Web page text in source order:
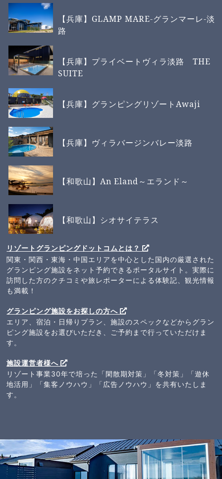
【兵庫】GLAMP MARE-グランマーレ-淡
路
【兵庫】プライベートヴィラ淡路 THE
SUITE
【兵庫】グランピングリゾートAwaji
【兵庫】ヴィラバージンバレー淡路
【和歌山】An Eland～エランド～
【和歌山】シオサイテラス
リゾートグランピングドットコムとは？
関東・関西・東海・中国エリアを中心とした国内の厳選された
グランピング施設をネット予約できるポータルサイト。実際に
訪問した方のクチコミや旅レポーターによる体験記、観光情報
も満載！
グランピング施設をお探しの方へ
エリア、宿泊・日帰りプラン、施設のスペックなどからグラン
ピング施設をお選びいただき、ご予約まで行っていただけま
す。
施設運営者様へ
リゾート事業30年で培った「閑散期対策」「冬対策」「遊休
地活用」「集客ノウハウ」「広告ノウハウ」を共有いたしま
す。